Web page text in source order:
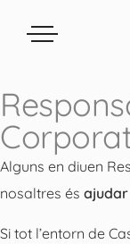
Alguns en diuen
nosaltres és
Si tot l’entorn de